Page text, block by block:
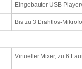
Eingebauter USB
Bis zu 3 Drahtlos-
Virtueller Mixer, zu 6